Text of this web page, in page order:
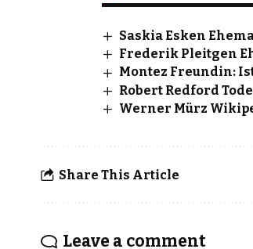
Saskia Esken
Frederik Pleitgen
Montez Freundin:
Robert Redford
Werner Mürz
Share This Article
Leave a comment